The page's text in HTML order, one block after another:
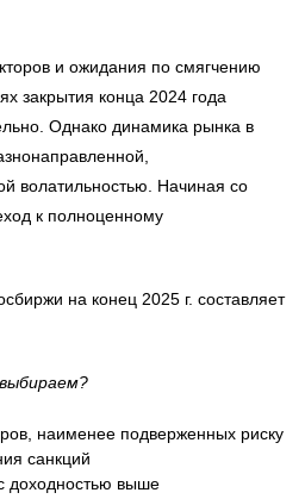
и ожидания по смягчению
закрытия конца 2024 года
Однако динамика рынка в
волатильностью. Начиная со
к полноценному
на конец 2025 г. составляет
наименее подверженных риску
санкций
доходностью выше